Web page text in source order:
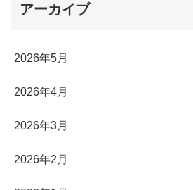
アーカイブ
2026年5月
2026年4月
2026年3月
2026年2月